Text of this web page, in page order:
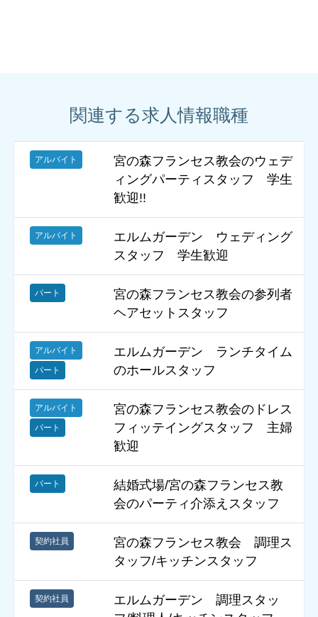
関連する求人情報職種
アルバイト
宮の森フランセス教会のウェデ
ィングパーティスタッフ 学生
歓迎!!
アルバイト
エルムガーデン ウェディング
スタッフ 学生歓迎
パート
宮の森フランセス教会の参列者
ヘアセットスタッフ
アルバイト
パート
エルムガーデン ランチタイム
のホールスタッフ
アルバイト
パート
宮の森フランセス教会のドレス
フィッテイングスタッフ 主婦
歓迎
パート
結婚式場/宮の森フランセス教
会のパーティ介添えスタッフ
契約社員
宮の森フランセス教会 調理ス
タッフ/キッチンスタッフ
契約社員
エルムガーデン 調理スタッ